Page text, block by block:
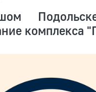
комплекса